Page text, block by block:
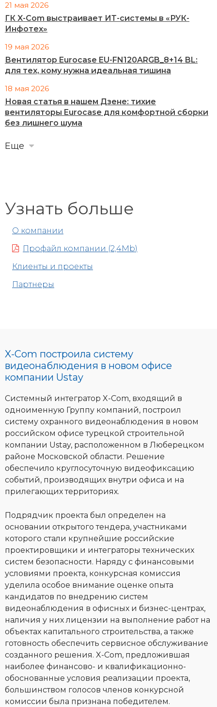
21 мая 2026
ГК X-Com выстраивает ИТ-системы в «РУК-
Инфотех»
19 мая 2026
Вентилятор Eurocase EU-FN120ARGB_8+14 BL:
для тех, кому нужна идеальная тишина
18 мая 2026
Новая статья в нашем Дзене: тихие
вентиляторы Eurocase для комфортной сборки
без лишнего шума
Еще
Узнать больше
О компании
Профайл компании (2,4Mb)
Клиенты и проекты
Партнеры
X-Com построила систему
видеонаблюдения в новом офисе
компании Ustay
Системный интегратор X-Com, входящий в
одноименную Группу компаний, построил
систему охранного видеонаблюдения в новом
российском офисе турецкой строительной
компании Ustay, расположенном в Люберецком
районе Московской области. Решение
обеспечило круглосуточную видеофиксацию
событий, производящих внутри офиса и на
прилегающих территориях.
Подрядчик проекта был определен на
основании открытого тендера, участниками
которого стали крупнейшие российские
проектировщики и интеграторы технических
систем безопасности. Наряду с финансовыми
условиями проекта, конкурсная комиссия
уделила особое внимание оценке опыта
кандидатов по внедрению систем
видеонаблюдения в офисных и бизнес-центрах,
наличия у них лицензии на выполнение работ на
объектах капитального строительства, а также
готовность обеспечить сервисное обслуживание
созданного решения. X-Com, предложившая
наиболее финансово- и квалификационно-
обоснованные условия реализации проекта,
большинством голосов членов конкурсной
комиссии была признана победителем.